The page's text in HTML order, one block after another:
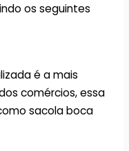
os seguintes
é a mais
comércios, essa
sacola boca